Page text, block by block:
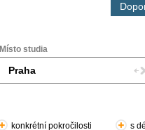
Místo studia
konkrétní pokročilosti s